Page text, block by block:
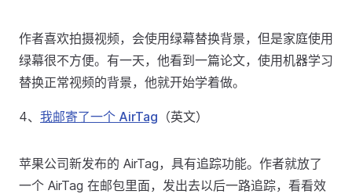
作者喜欢拍摄视频，会使用绿幕替换背景，但是家庭使用
绿幕很不方便。有一天，他看到一篇论文，使用机器学习
替换正常视频的背景，他就开始学着做。
4、 我邮寄了一个 AirTag （英文）
苹果公司新发布的 AirTag，具有追踪功能。作者就放了
一个 AirTag 在邮包里面，发出去以后一路追踪，看看效